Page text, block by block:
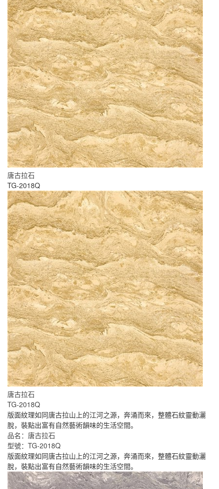
唐古拉石
TG-2018Q
唐古拉石
TG-2018Q
版面紋理如同唐古拉山上的江河之源，奔涌而來，整體石紋靈動灑
脫，裝點出富有自然藝術韻味的生活空間。
品名：唐古拉石
型號：TG-2018Q
版面紋理如同唐古拉山上的江河之源，奔涌而來，整體石紋靈動灑
脫，裝點出富有自然藝術韻味的生活空間。